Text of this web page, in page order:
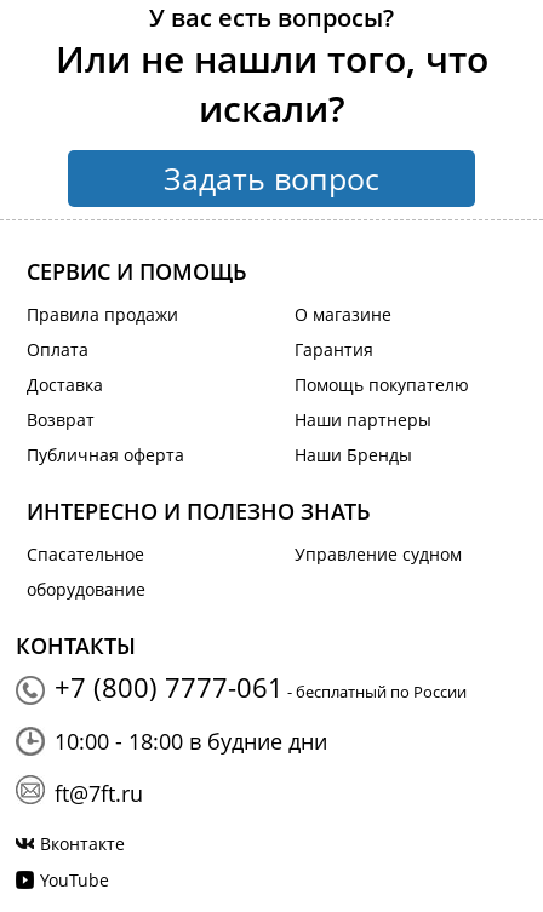
У вас есть вопросы?
Или не нашли того, что
искали?
Задать вопрос
СЕРВИС И ПОМОЩЬ
Правила продажи
Оплата
Доставка
Возврат
Публичная оферта
О магазине
Гарантия
Помощь покупателю
Наши партнеры
Наши Бренды
ИНТЕРЕСНО И ПОЛЕЗНО ЗНАТЬ
Спасательное
оборудование
Управление судном
КОНТАКТЫ
+7 (800) 7777-061 - бесплатный по России
10:00 - 18:00 в будние дни
ft@7ft.ru
Вконтакте
YouTube